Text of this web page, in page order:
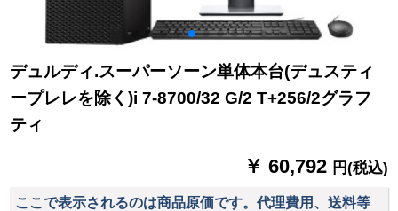
デュルディ.スーパーソーン単体本台(デュスティ
ープレレを除く)i 7-8700/32 G/2 T+256/2グラフ
ティ
￥ 60,792 円(税込)
ここで表示されるのは商品原価です。代理費用、送料等